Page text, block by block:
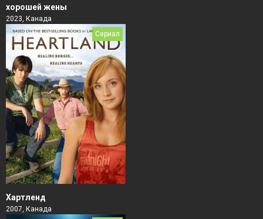
хорошей жены
2023, Канада
Сериал
Хартленд
2007, Канада